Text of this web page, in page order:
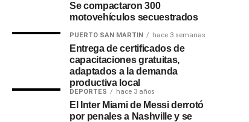
Se compactaron 300
motovehículos secuestrados
PUERTO SAN MARTIN hace 3 semanas
Entrega de certificados de
capacitaciones gratuitas,
adaptados a la demanda
productiva local
DEPORTES hace 3 años
El Inter Miami de Messi derrotó
por penales a Nashville y se